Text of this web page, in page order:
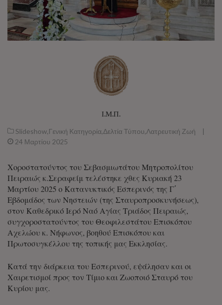
Ι.Μ.Π.
Slideshow,Γενική Κατηγορία,Δελτία Τύπου,Λατρευτική Ζωή
|
24 Μαρτίου 2025
Χοροστατούντος του Σεβασμιωτάτου Μητροπολίτου
Πειραιώς κ.Σεραφείμ τελέστηκε χθες Κυριακή 23
Μαρτίου 2025 ο Κατανυκτικός Εσπερινός της Γ΄
Εβδομάδος των Νηστειών (της Σταυροπροσκυνήσεως),
στον Καθεδρικό Ιερό Ναό Αγίας Τριάδος Πειραιώς,
συγχοροστατούντος του Θεοφιλεστάτου Επισκόπου
Αχελώου κ. Νήφωνος, βοηθού Επισκόπου και
Πρωτοσυγκέλλου της τοπικής μας Εκκλησίας.
Κατά την διάρκεια του Εσπερινού, εψάλησαν και οι
Χαιρετισμοί προς τον Τίμιο και Ζωοποιό Σταυρό του
Κυρίου μας.